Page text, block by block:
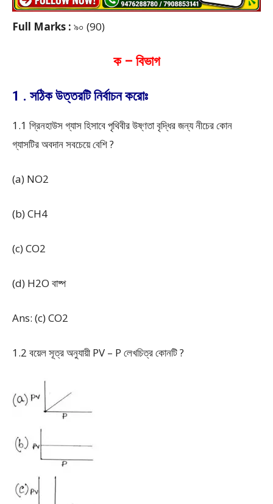
Full Marks : ৯০ (90)
ক – বিভাগ
1 . সঠিক উত্তরটি নির্বাচন করোঃ
1.1 গ্রিনহাউস গ্যাস হিসাবে পৃথিবীর উষ্ণতা বৃদ্ধির জন্য নীচের কোন
গ্যাসটির অবদান সবচেয়ে বেশি ?
(a) NO2
(b) CH4
(c) CO2
(d) H2O বাষ্প
Ans: (c) CO2
1.2 বয়েল সূত্র অনুযায়ী PV – P লেখচিত্র কোনটি ?